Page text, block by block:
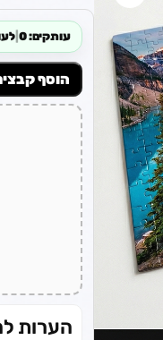
עותקים: 0 |
הוסף
הערות